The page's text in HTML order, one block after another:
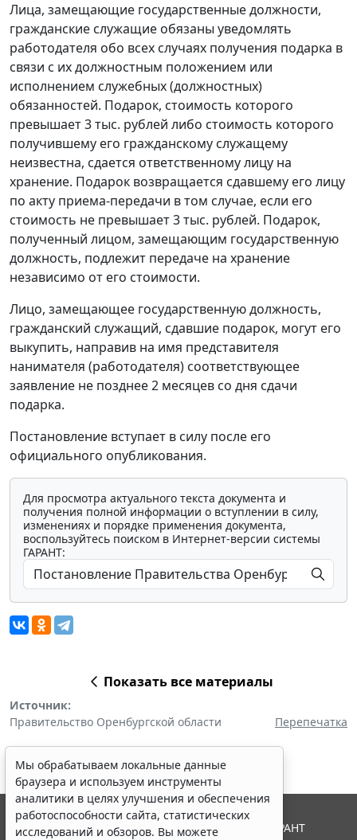
Лица, замещающие государственные должности,
гражданские служащие обязаны уведомлять
работодателя обо всех случаях получения подарка в
связи с их должностным положением или
исполнением служебных (должностных)
обязанностей. Подарок, стоимость которого
превышает 3 тыс. рублей либо стоимость которого
получившему его гражданскому служащему
неизвестна, сдается ответственному лицу на
хранение. Подарок возвращается сдавшему его лицу
по акту приема-передачи в том случае, если его
стоимость не превышает 3 тыс. рублей. Подарок,
полученный лицом, замещающим государственную
должность, подлежит передаче на хранение
независимо от его стоимости.
Лицо, замещающее государственную должность,
гражданский служащий, сдавшие подарок, могут его
выкупить, направив на имя представителя
нанимателя (работодателя) соответствующее
заявление не позднее 2 месяцев со дня сдачи
подарка.
Постановление вступает в силу после его
официального опубликования.
Для просмотра актуального текста документа и
получения полной информации о вступлении в силу,
изменениях и порядке применения документа,
воспользуйтесь поиском в Интернет-версии системы
ГАРАНТ:
Показать все материалы
Источник:
Правительство Оренбургской области
Перепечатка
Мы обрабатываем локальные данные
браузера и используем инструменты
аналитики в целях улучшения и обеспечения
работоспособности сайта, статистических
исследований и обзоров. Вы можете
© ООО "НПП "ГАРАНТ-СЕРВИС", 2026. Система ГАРАНТ